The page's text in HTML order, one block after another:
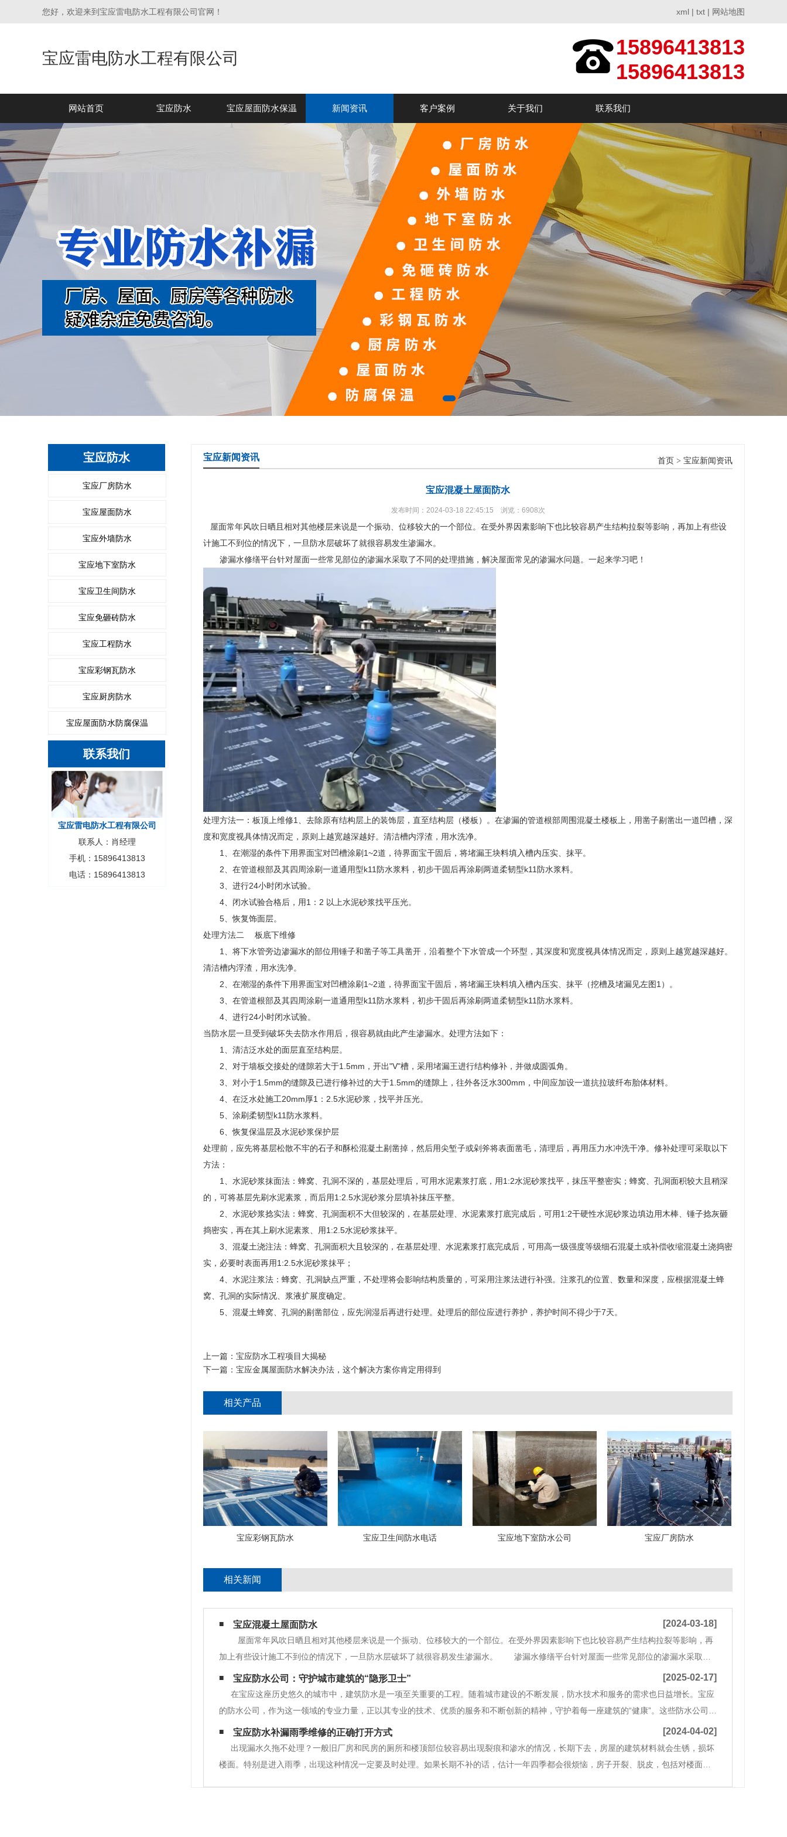
您好，欢迎来到宝应雷电防水工程有限公司官网！ xml | txt | 网站地图
宝应雷电防水工程有限公司
15896413813
15896413813
网站首页 宝应防水 宝应屋面防水保温 新闻资讯 客户案例 关于我们 联系我们
宝应防水
宝应厂房防水
宝应屋面防水
宝应外墙防水
宝应地下室防水
宝应卫生间防水
宝应免砸砖防水
宝应工程防水
宝应彩钢瓦防水
宝应厨房防水
宝应屋面防水防腐保温
联系我们
宝应雷电防水工程有限公司
联系人：肖经理
手机：15896413813
电话：15896413813
宝应新闻资讯 首页 > 宝应新闻资讯
宝应混凝土屋面防水
发布时间：2024-03-18 22:45:15 浏览：6908次
屋面常年风吹日晒且相对其他楼层来说是一个振动、位移较大的一个部位。在受外界因素影响下也比较容易产生结构拉裂等影响，再加上有些设
计施工不到位的情况下，一旦防水层破坏了就很容易发生渗漏水。
渗漏水修缮平台针对屋面一些常见部位的渗漏水采取了不同的处理措施，解决屋面常见的渗漏水问题。一起来学习吧！
处理方法一：板顶上维修1、去除原有结构层上的装饰层，直至结构层（楼板）。在渗漏的管道根部周围混凝土楼板上，用凿子剔凿出一道凹槽，深
度和宽度视具体情况而定，原则上越宽越深越好。清洁槽内浮渣，用水洗净。
1、在潮湿的条件下用界面宝对凹槽涂刷1~2道，待界面宝干固后，将堵漏王块料填入槽内压实、抹平。
2、在管道根部及其四周涂刷一道通用型k11防水浆料，初步干固后再涂刷两道柔韧型k11防水浆料。
3、进行24小时闭水试验。
4、闭水试验合格后，用1：2 以上水泥砂浆找平压光。
5、恢复饰面层。
处理方法二 板底下维修
1、将下水管旁边渗漏水的部位用锤子和凿子等工具凿开，沿着整个下水管成一个环型，其深度和宽度视具体情况而定，原则上越宽越深越好。
清洁槽内浮渣，用水洗净。
2、在潮湿的条件下用界面宝对凹槽涂刷1~2道，待界面宝干固后，将堵漏王块料填入槽内压实、抹平（挖槽及堵漏见左图1）。
3、在管道根部及其四周涂刷一道通用型k11防水浆料，初步干固后再涂刷两道柔韧型k11防水浆料。
4、进行24小时闭水试验。
当防水层一旦受到破坏失去防水作用后，很容易就由此产生渗漏水。处理方法如下：
1、清洁泛水处的面层直至结构层。
2、对于墙板交接处的缝隙若大于1.5mm，开出"V"槽，采用堵漏王进行结构修补，并做成圆弧角。
3、对小于1.5mm的缝隙及已进行修补过的大于1.5mm的缝隙上，往外各泛水300mm，中间应加设一道抗拉玻纤布胎体材料。
4、在泛水处施工20mm厚1：2.5水泥砂浆，找平并压光。
5、涂刷柔韧型k11防水浆料。
6、恢复保温层及水泥砂浆保护层
处理前，应先将基层松散不牢的石子和酥松混凝土剔凿掉，然后用尖堑子或剁斧将表面凿毛，清理后，再用压力水冲洗干净。修补处理可采取以下
方法：
1、水泥砂浆抹面法：蜂窝、孔洞不深的，基层处理后，可用水泥素浆打底，用1:2水泥砂浆找平，抹压平整密实；蜂窝、孔洞面积较大且稍深
的，可将基层先刷水泥素浆，而后用1:2.5水泥砂浆分层填补抹压平整。
2、水泥砂浆捻实法：蜂窝、孔洞面积不大但较深的，在基层处理、水泥素浆打底完成后，可用1:2干硬性水泥砂浆边填边用木棒、锤子捻灰砸
捣密实，再在其上刷水泥素浆、用1:2.5水泥砂浆抹平。
3、混凝土浇注法：蜂窝、孔洞面积大且较深的，在基层处理、水泥素浆打底完成后，可用高一级强度等级细石混凝土或补偿收缩混凝土浇捣密
实，必要时表面再用1:2.5水泥砂浆抹平；
4、水泥注浆法：蜂窝、孔洞缺点严重，不处理将会影响结构质量的，可采用注浆法进行补强。注浆孔的位置、数量和深度，应根据混凝土蜂
窝、孔洞的实际情况、浆液扩展度确定。
5、混凝土蜂窝、孔洞的剔凿部位，应先润湿后再进行处理。处理后的部位应进行养护，养护时间不得少于7天。
上一篇： 宝应防水工程项目大揭秘
下一篇： 宝应金属屋面防水解决办法，这个解决方案你肯定用得到
相关产品
宝应彩钢瓦防水 宝应卫生间防水电话 宝应地下室防水公司 宝应厂房防水
相关新闻
宝应混凝土屋面防水 [2024-03-18]
屋面常年风吹日晒且相对其他楼层来说是一个振动、位移较大的一个部位。在受外界因素影响下也比较容易产生结构拉裂等影响，再
加上有些设计施工不到位的情况下，一旦防水层破坏了就很容易发生渗漏水。 渗漏水修缮平台针对屋面一些常见部位的渗漏水采取了
不同的处理措施，解决屋面常见的渗漏水问题。一起来学习吧！处理方法一：板顶上维修1、去除原有结构层上的装饰层，直至结构层（楼
板）。在渗漏的管
宝应防水公司：守护城市建筑的“隐形卫士” [2025-02-17]
在宝应这座历史悠久的城市中，建筑防水是一项至关重要的工程。随着城市建设的不断发展，防水技术和服务的需求也日益增长。宝应
的防水公司，作为这一领域的专业力量，正以其专业的技术、优质的服务和不断创新的精神，守护着每一座建筑的“健康”。这些防水公司通
常拥有一支经验丰富、技术精湛的团队。他们熟悉各种防水材料的性能和施工技巧，能够根据建筑物的不同结构和用途，量身定制最合适
的防水方案。从屋顶、墙面到地下室，无论
宝应防水补漏雨季维修的正确打开方式 [2024-04-02]
出现漏水久拖不处理？一般旧厂房和民房的厕所和楼顶部位较容易出现裂痕和渗水的情况，长期下去，房屋的建筑材料就会生锈，损坏
楼面。特别是进入雨季，出现这种情况一定要及时处理。如果长期不补的话，估计一年四季都会很烦恼，房子开裂、脱皮，包括对楼面整